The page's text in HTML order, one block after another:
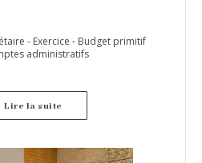
- Exercice - Budget primitif
administratifs
Lire la suite